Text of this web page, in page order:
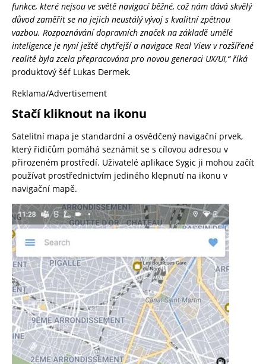
funkce, které nejsou ve světě navigací běžné, což nám dává skvělý
důvod zaměřit se na jejich neustálý vývoj s kvalitní zpětnou
vazbou. Rozpoznávání dopravních značek na základě umělé
inteligence je nyní ještě chytřejší a navigace Real View v rozšířené
realitě byla zcela přepracována pro novou generaci UX/UI,“ říká
produktový šéf Lukas Dermek.
Reklama/Advertisement
Stačí kliknout na ikonu
Satelitní mapa je standardní a osvědčený navigační prvek,
který řidičům pomáhá seznámit se s cílovou adresou v
přirozeném prostředí. Uživatelé aplikace Sygic ji mohou začít
používat prostřednictvím jediného klepnutí na ikonu v
navigační mapě.